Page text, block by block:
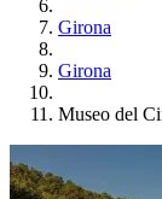
Girona
Girona
Museo del